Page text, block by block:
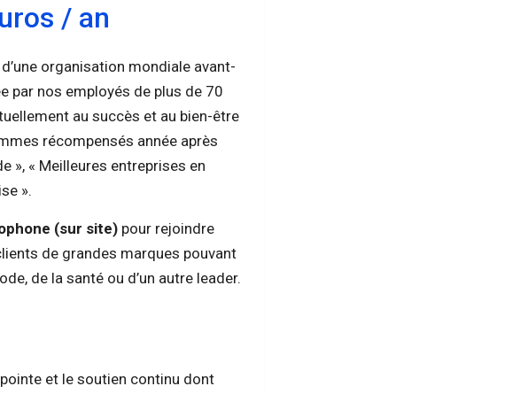
/ an
organisation mondiale avant-
par nos employés de plus de 70
au succès et au bien-être
récompensés année après
», « Meilleures entreprises en
».
(sur site) pour rejoindre
de grandes marques pouvant
de la santé ou d’un autre leader.
et le soutien continu dont